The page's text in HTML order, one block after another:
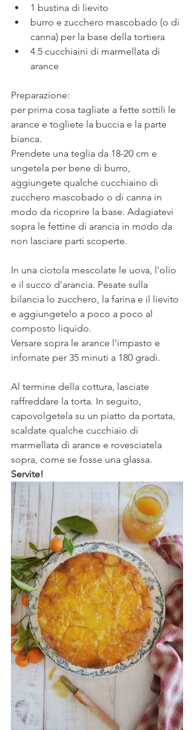
1 bustina di lievito
burro e zucchero mascobado (o di
canna) per la base della tortiera
4.5 cucchiaini di marmellata di
arance
Preparazione:
per prima cosa tagliate a fette sottili le
arance e togliete la buccia e la parte
bianca.
Prendete una teglia da 18-20 cm e
ungetela per bene di burro,
aggiungete qualche cucchiaino di
zucchero mascobado o di canna in
modo da ricoprire la base. Adagiatevi
sopra le fettine di arancia in modo da
non lasciare parti scoperte.
In una ciotola mescolate le uova, l'olio
e il succo d'arancia. Pesate sulla
bilancia lo zucchero, la farina e il lievito
e aggiungetelo a poco a poco al
composto liquido.
Versare sopra le arance l'impasto e
infornate per 35 minuti a 180 gradi.
Al termine della cottura, lasciate
raffreddare la torta. In seguito,
capovolgetela su un piatto da portata,
scaldate qualche cucchiaio di
marmellata di arance e rovesciatela
sopra, come se fosse una glassa.
Servite!